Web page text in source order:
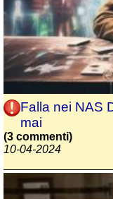
Falla nei NAS
mai
(3 commenti)
10-04-2024